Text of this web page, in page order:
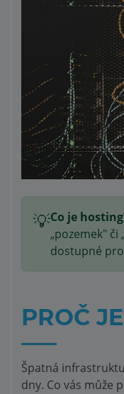
💡Co je
„pozemek"
dostupné
PROČ
Špatná
dny. Co vás může